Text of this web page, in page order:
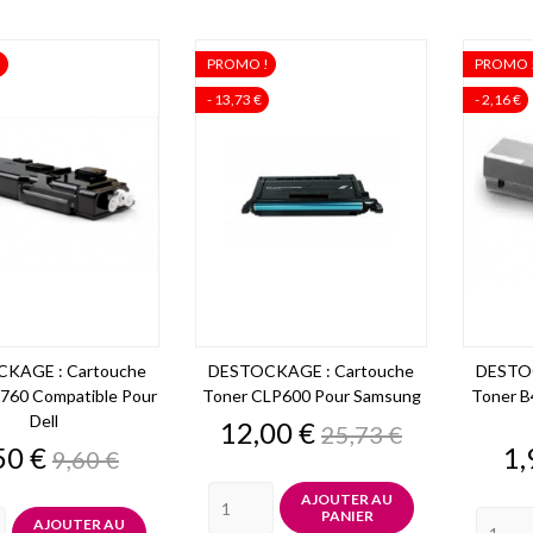
: Cartouche
Compatible Pour
Dell
€Prix
de
base
9,60 €
AJOUTER AU
DESTOCKAGE : Cartouche
Toner CLP600 Pour Samsung
Prix
12,00 €Prix
de
base
25,73 €
AJOUTER AU
PANIER
PROMO !
- 13,73 €
Toner
PROMO
- 2,16 €